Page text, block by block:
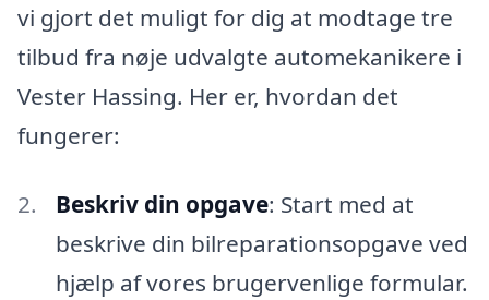
vi gjort det muligt for dig at modtage tre
tilbud fra nøje udvalgte automekanikere i
Vester Hassing. Her er, hvordan det
fungerer:
Beskriv din opgave: Start med at
beskrive din bilreparationsopgave ved
hjælp af vores brugervenlige formular.